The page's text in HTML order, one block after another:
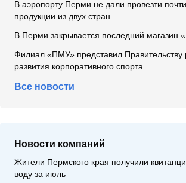
В аэропорту Перми не дали провезти
продукции из двух стран
В Перми закрывается последний магазин
Филиал «ПМУ» представил Правительству
развития корпоративного спорта
Все новости
Новости компаний
Жители Пермского края получили
воду за июль